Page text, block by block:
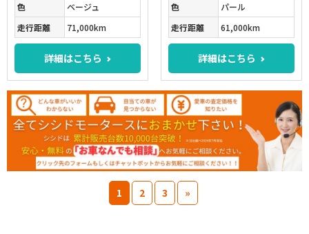
色
ベージュ
走行距離
71,000km
詳細はこちら
色
パール
走行距離
61,000km
詳細はこちら
1 2 3 »